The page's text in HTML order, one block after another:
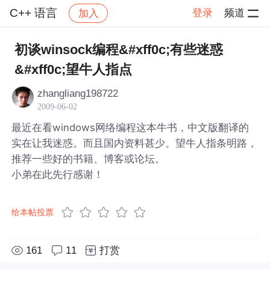
C++ 语言 加入 登录 频道
社区 C++ 语言 帖子详情
初谈winsock编程&#xff0c;有些迷惑
&#xff0c;望牛人指点
zhangliang198722
2009-06-02
最近在看windows网络编程这本牛书，中文版翻译的
实在让我迷惑。而且国内资料甚少。望牛人指条明路，
推荐一些好的书籍、博客或论坛。
小弟在此先行感谢！
给本帖投票
161 11 打赏